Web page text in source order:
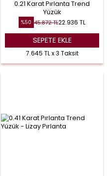
0.21 Karat Pırlanta Trend
Yüzük
%50 45.872TL22.936 TL
SEPETE EKLE
7.645 TL x 3 Taksit